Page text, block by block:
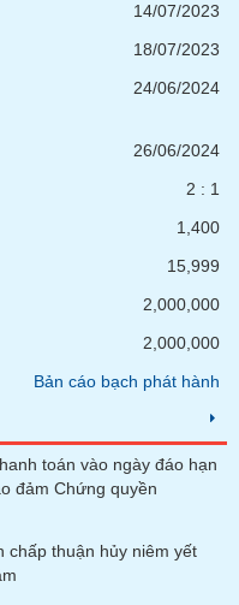
14/07/2023
18/07/2023
24/06/2024
26/06/2024
2 : 1
1,400
15,999
2,000,000
2,000,000
Bản cáo bạch phát hành
toán vào ngày đáo hạn
đảm Chứng quyền
chấp thuận hủy niêm yết